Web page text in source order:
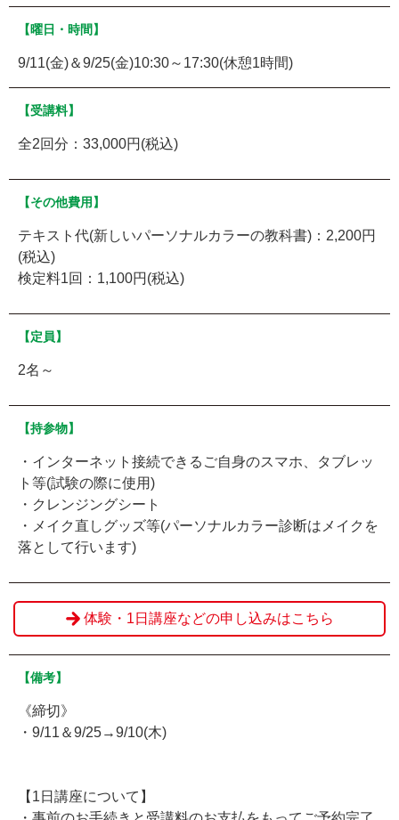
【曜日・時間】
9/11(金)＆9/25(金)10:30～17:30(休憩1時間)
【受講料】
全2回分：33,000円(税込)
【その他費用】
テキスト代(新しいパーソナルカラーの教科書)：2,200円
(税込)
検定料1回：1,100円(税込)
【定員】
2名～
【持参物】
・インターネット接続できるご自身のスマホ、タブレッ
ト等(試験の際に使用)
・クレンジングシート
・メイク直しグッズ等(パーソナルカラー診断はメイクを
落として行います)
体験・1日講座などの申し込みはこちら
【備考】
《締切》
・9/11＆9/25→9/10(木)
【1日講座について】